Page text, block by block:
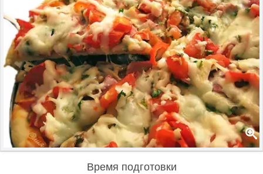
Время подготовки